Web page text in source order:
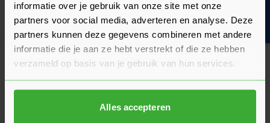
informatie over je gebruik van onze site met onze
partners voor social media, adverteren en analyse. Deze
partners kunnen deze gegevens combineren met andere
informatie die je aan ze hebt verstrekt of die ze hebben
verzameld op basis van je gebruik van hun services.
Alles accepteren
onder. De vorstranden spelen hier een belangrijke rol in het
voorkomen van bevriezing van de onderliggende grond.